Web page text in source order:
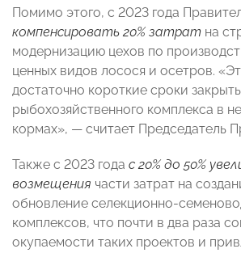
Помимо этого, с 2023 года
компенсировать 20% затрат на
модернизацию цехов по
ценных видов лосося и осетров.
достаточно короткие сроки
рыбохозяйственного комплекса в
кормах», — считает Председатель
Также с 2023 года с 20% до 50%
возмещения части затрат на
обновление селекционно-
комплексов, что почти в два раза
окупаемости таких проектов и